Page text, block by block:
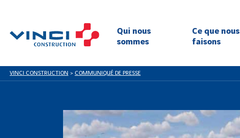
Qui nous
sommes
Ce que nous
faisons
VINCI CONSTRUCTION > COMMUNIQUÉ DE PRESSE